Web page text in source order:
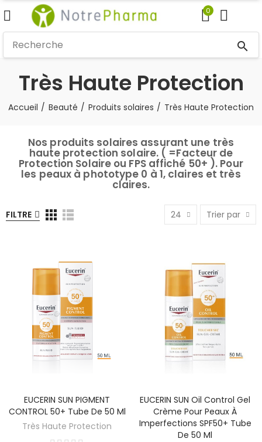
0
search
Très Haute Protection
Accueil Beauté Produits solaires Très Haute Protection
Nos produits solaires assurant une très
haute protection solaire. ( =Facteur de
Protection Solaire ou FPS affiché 50+ ). Pour
les peaux à phototype 0 à 1, claires et très
claires.
FILTRE 24 Trier par
EUCERIN SUN PIGMENT
CONTROL 50+ Tube De 50 Ml
Très Haute Protection
EUCERIN SUN Oil Control Gel
Crème Pour Peaux À
Imperfections SPF50+ Tube
De 50 Ml